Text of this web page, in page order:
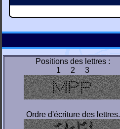
Positions des lettres :
1 2 3
Ordre d'écriture des lettres.